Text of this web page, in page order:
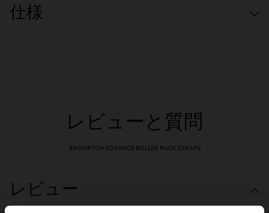
仕様
レビューと質問
BROMPTON ADVANCE ROLLER RACK STRAPS
レビュー